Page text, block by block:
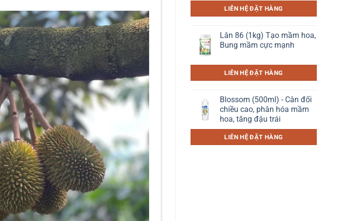
LIÊN HỆ ĐẶT HÀNG
Lân 86 (1kg) Tạo mầm hoa,
Bung mầm cực mạnh
LIÊN HỆ ĐẶT HÀNG
Blossom (500ml) - Cân đối
chiều cao, phân hóa mầm
hoa, tăng đậu trái
LIÊN HỆ ĐẶT HÀNG